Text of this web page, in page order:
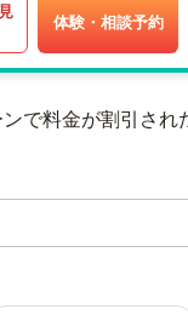
体験・相談予約
で料金が割引され